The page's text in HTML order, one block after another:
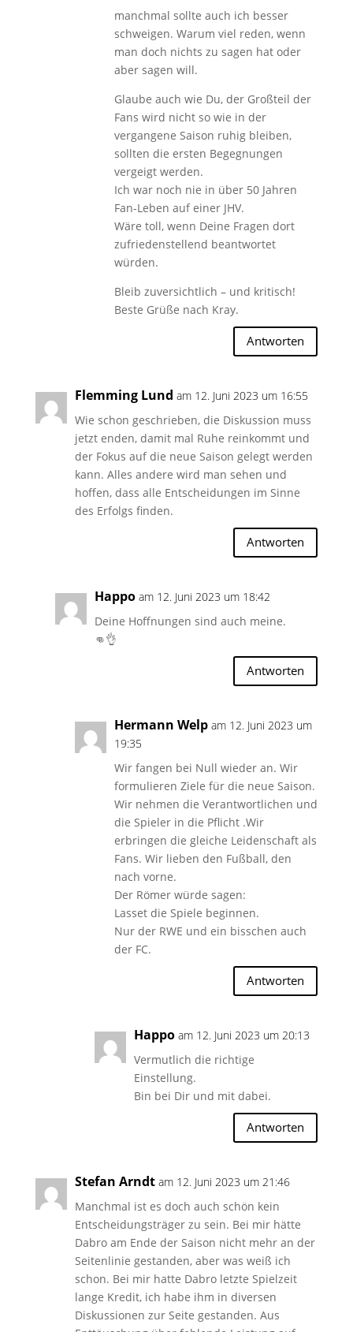
manchmal sollte auch ich besser
schweigen. Warum viel reden, wenn
man doch nichts zu sagen hat oder
aber sagen will.
Glaube auch wie Du, der Großteil der
Fans wird nicht so wie in der
vergangene Saison ruhig bleiben,
sollten die ersten Begegnungen
vergeigt werden.
Ich war noch nie in über 50 Jahren
Fan-Leben auf einer JHV.
Wäre toll, wenn Deine Fragen dort
zufriedenstellend beantwortet
würden.
Bleib zuversichtlich – und kritisch!
Beste Grüße nach Kray.
Antworten
Flemming Lund am 12. Juni 2023 um 16:55
Wie schon geschrieben, die Diskussion muss
jetzt enden, damit mal Ruhe reinkommt und
der Fokus auf die neue Saison gelegt werden
kann. Alles andere wird man sehen und
hoffen, dass alle Entscheidungen im Sinne
des Erfolgs finden.
Antworten
Happo am 12. Juni 2023 um 18:42
Deine Hoffnungen sind auch meine.
👊👌
Antworten
Hermann Welp am 12. Juni 2023 um
19:35
Wir fangen bei Null wieder an. Wir
formulieren Ziele für die neue Saison.
Wir nehmen die Verantwortlichen und
die Spieler in die Pflicht .Wir
erbringen die gleiche Leidenschaft als
Fans. Wir lieben den Fußball, den
nach vorne.
Der Römer würde sagen:
Lasset die Spiele beginnen.
Nur der RWE und ein bisschen auch
der FC.
Antworten
Happo am 12. Juni 2023 um 20:13
Vermutlich die richtige
Einstellung.
Bin bei Dir und mit dabei.
Antworten
Stefan Arndt am 12. Juni 2023 um 21:46
Manchmal ist es doch auch schön kein
Entscheidungsträger zu sein. Bei mir hätte
Dabro am Ende der Saison nicht mehr an der
Seitenlinie gestanden, aber was weiß ich
schon. Bei mir hatte Dabro letzte Spielzeit
lange Kredit, ich habe ihm in diversen
Diskussionen zur Seite gestanden. Aus